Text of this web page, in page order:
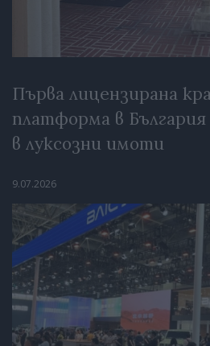
Първа лицензирана
платформа в
в луксозни имоти
9.07.2026